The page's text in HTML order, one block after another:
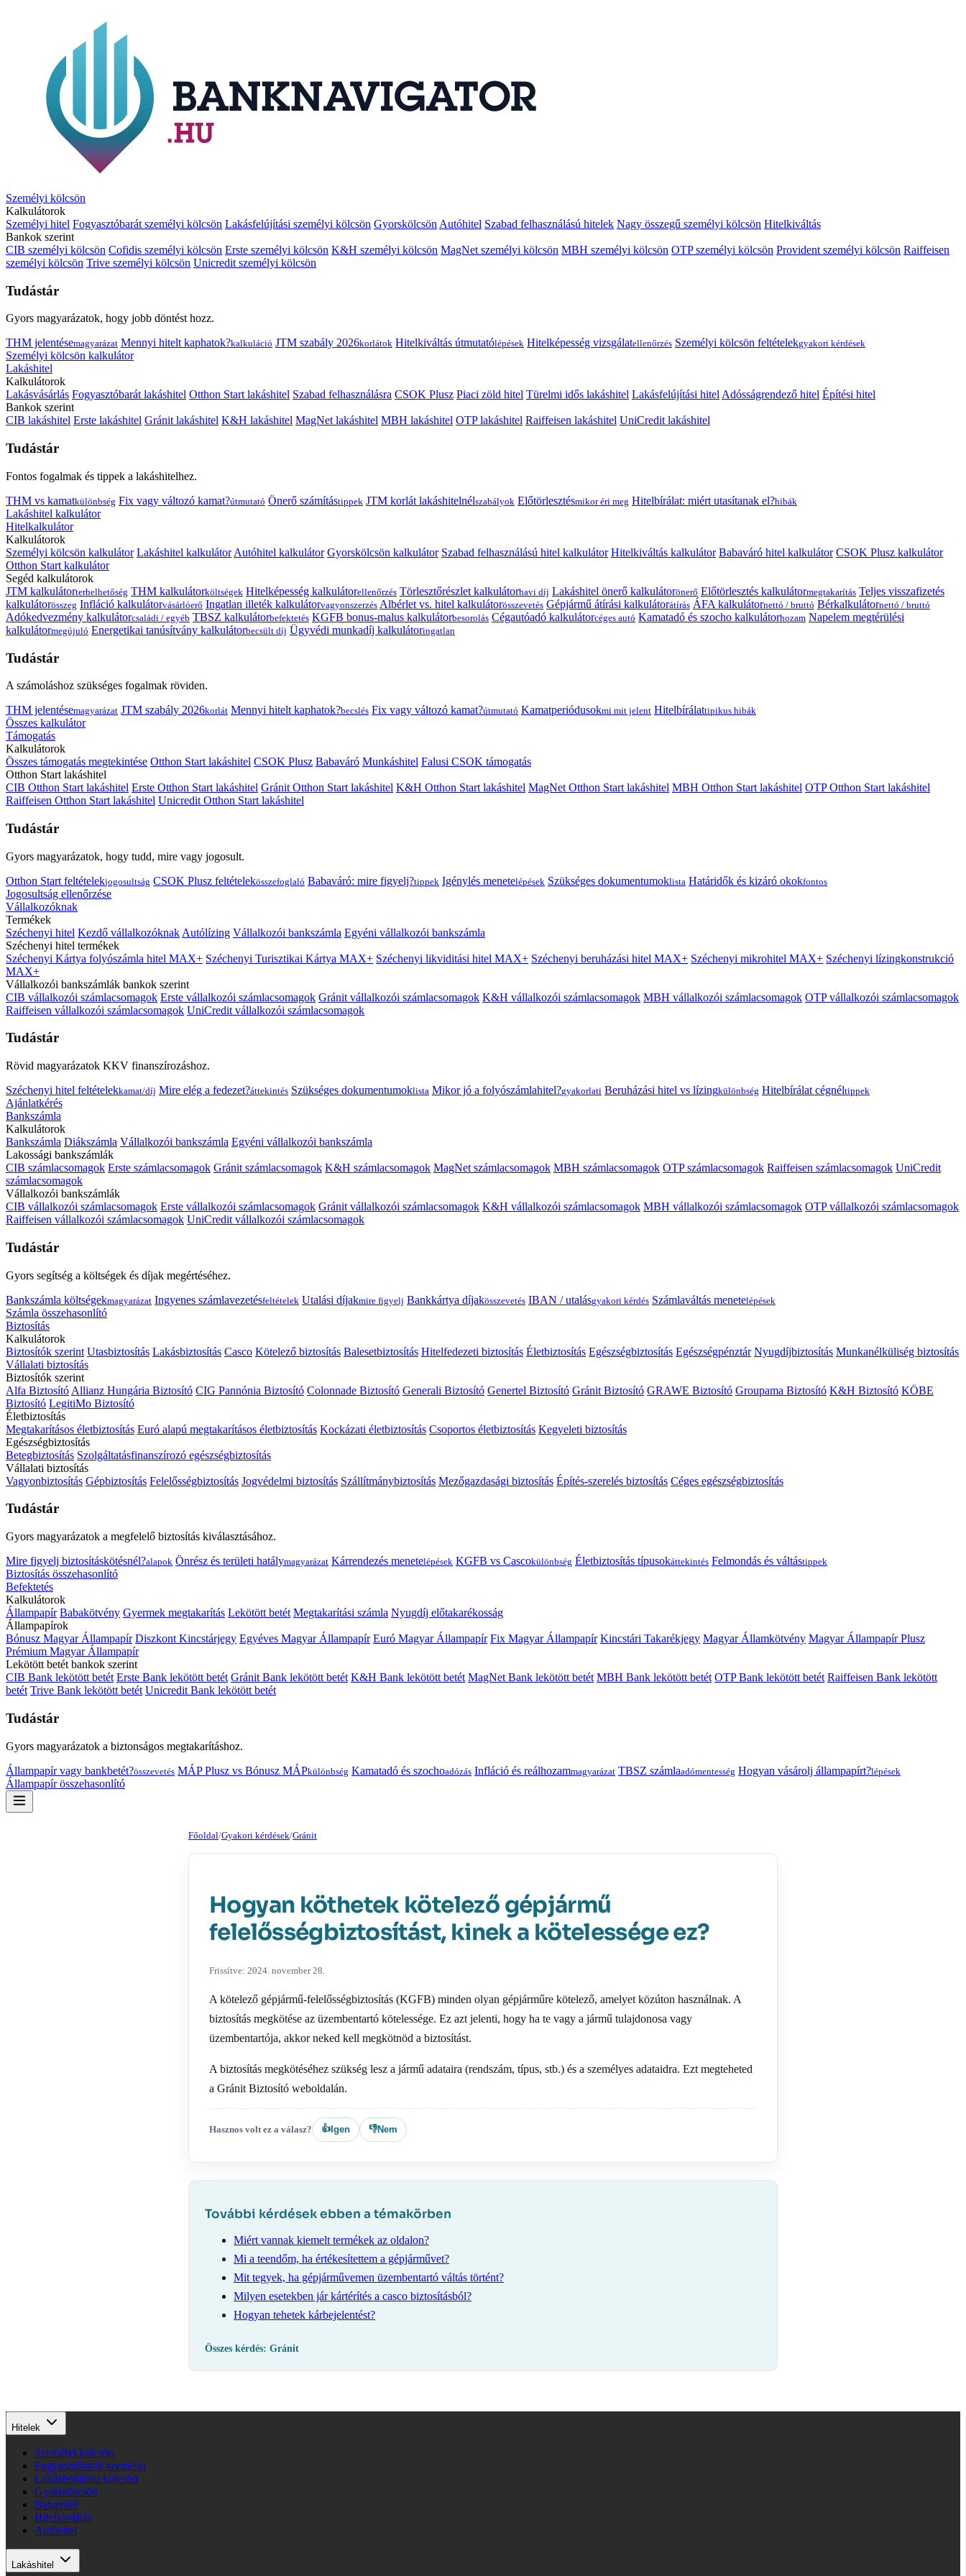
Személyi kölcsön
Kalkulátorok
Személyi hitel Fogyasztóbarát személyi kölcsön Lakásfelújítási személyi kölcsön Gyorskölcsön Autóhitel Szabad felhasználású hitelek Nagy összegű személyi kölcsön Hitelkiváltás
Bankok szerint
CIB személyi kölcsön Cofidis személyi kölcsön Erste személyi kölcsön K&H személyi kölcsön MagNet személyi kölcsön MBH személyi kölcsön OTP személyi kölcsön Provident személyi kölcsön Raiffeisen
személyi kölcsön Trive személyi kölcsön Unicredit személyi kölcsön
Tudástár
Gyors magyarázatok, hogy jobb döntést hozz.
THM jelentésemagyarázat Mennyi hitelt kaphatok?kalkuláció JTM szabály 2026korlátok Hitelkiváltás útmutatólépések Hitelképesség vizsgálatellenőrzés Személyi kölcsön feltételekgyakori kérdések
Személyi kölcsön kalkulátor
Lakáshitel
Kalkulátorok
Lakásvásárlás Fogyasztóbarát lakáshitel Otthon Start lakáshitel Szabad felhasználásra CSOK Plusz Piaci zöld hitel Türelmi idős lakáshitel Lakásfelújítási hitelAdósságrendező hitel Építési hitel
Bankok szerint
CIB lakáshitel Erste lakáshitel Gránit lakáshitel K&H lakáshitel MagNet lakáshitel MBH lakáshitel OTP lakáshitel Raiffeisen lakáshitel UniCredit lakáshitel
Tudástár
Fontos fogalmak és tippek a lakáshitelhez.
THM vs kamatkülönbség Fix vagy változó kamat?útmutató Önerő számítástippek JTM korlát lakáshitelnélszabályok Előtörlesztésmikor éri meg Hitelbírálat: miért utasítanak el?hibák
Lakáshitel kalkulátor
Hitelkalkulátor
Kalkulátorok
Személyi kölcsön kalkulátor Lakáshitel kalkulátor Autóhitel kalkulátor Gyorskölcsön kalkulátor Szabad felhasználású hitel kalkulátor Hitelkiváltás kalkulátor Babaváró hitel kalkulátor CSOK Plusz kalkulátor
Otthon Start kalkulátor
Segéd kalkulátorok
JTM kalkulátorterhelhetőség THM kalkulátorköltségek Hitelképesség kalkulátorellenőrzés Törlesztőrészlet kalkulátorhavi díj Lakáshitel önerő kalkulátorönerő Előtörlesztés kalkulátormegtakarítás Teljes visszafizetés
kalkulátorösszeg Infláció kalkulátorvásárlóerő Ingatlan illeték kalkulátorvagyonszerzés Albérlet vs. hitel kalkulátorösszevetés Gépjármű átírási kalkulátorátírás ÁFA kalkulátornettó / bruttó Bérkalkulátornettó / bruttó
Adókedvezmény kalkulátorcsaládi / egyéb TBSZ kalkulátorbefektetés KGFB bonus-malus kalkulátorbesorolás Cégautóadó kalkulátorcéges autó Kamatadó és szocho kalkulátorhozam Napelem megtérülési
kalkulátormegújuló Energetikai tanúsítvány kalkulátorbecsült díj Ügyvédi munkadíj kalkulátoringatlan
Tudástár
A számoláshoz szükséges fogalmak röviden.
THM jelentésemagyarázat JTM szabály 2026korlát Mennyi hitelt kaphatok?becslés Fix vagy változó kamat?útmutató Kamatperiódusokmi mit jelent Hitelbírálattipikus hibák
Összes kalkulátor
Támogatás
Kalkulátorok
Összes támogatás megtekintése Otthon Start lakáshitel CSOK Plusz Babaváró Munkáshitel Falusi CSOK támogatás
Otthon Start lakáshitel
CIB Otthon Start lakáshitel Erste Otthon Start lakáshitel Gránit Otthon Start lakáshitel K&H Otthon Start lakáshitel MagNet Otthon Start lakáshitel MBH Otthon Start lakáshitel OTP Otthon Start lakáshitel
Raiffeisen Otthon Start lakáshitel Unicredit Otthon Start lakáshitel
Tudástár
Gyors magyarázatok, hogy tudd, mire vagy jogosult.
Otthon Start feltételekjogosultság CSOK Plusz feltételekösszefoglaló Babaváró: mire figyelj?tippek Igénylés menetelépések Szükséges dokumentumoklista Határidők és kizáró okokfontos
Jogosultság ellenőrzése
Vállalkozóknak
Termékek
Széchenyi hitel Kezdő vállalkozóknak Autólízing Vállalkozói bankszámla Egyéni vállalkozói bankszámla
Széchenyi hitel termékek
Széchenyi Kártya folyószámla hitel MAX+ Széchenyi Turisztikai Kártya MAX+ Széchenyi likviditási hitel MAX+ Széchenyi beruházási hitel MAX+ Széchenyi mikrohitel MAX+ Széchenyi lízingkonstrukció
MAX+
Vállalkozói bankszámlák bankok szerint
CIB vállalkozói számlacsomagok Erste vállalkozói számlacsomagok Gránit vállalkozói számlacsomagok K&H vállalkozói számlacsomagok MBH vállalkozói számlacsomagok OTP vállalkozói számlacsomagok
Raiffeisen vállalkozói számlacsomagok UniCredit vállalkozói számlacsomagok
Tudástár
Rövid magyarázatok KKV finanszírozáshoz.
Széchenyi hitel feltételekkamat/díj Mire elég a fedezet?áttekintés Szükséges dokumentumoklista Mikor jó a folyószámlahitel?gyakorlati Beruházási hitel vs lízingkülönbség Hitelbírálat cégnéltippek
Ajánlatkérés
Bankszámla
Kalkulátorok
Bankszámla Diákszámla Vállalkozói bankszámla Egyéni vállalkozói bankszámla
Lakossági bankszámlák
CIB számlacsomagok Erste számlacsomagok Gránit számlacsomagok K&H számlacsomagok MagNet számlacsomagok MBH számlacsomagok OTP számlacsomagok Raiffeisen számlacsomagok UniCredit
számlacsomagok
Vállalkozói bankszámlák
CIB vállalkozói számlacsomagok Erste vállalkozói számlacsomagok Gránit vállalkozói számlacsomagok K&H vállalkozói számlacsomagok MBH vállalkozói számlacsomagok OTP vállalkozói számlacsomagok
Raiffeisen vállalkozói számlacsomagok UniCredit vállalkozói számlacsomagok
Tudástár
Gyors segítség a költségek és díjak megértéséhez.
Bankszámla költségekmagyarázat Ingyenes számlavezetésfeltételek Utalási díjakmire figyelj Bankkártya díjakösszevetés IBAN / utalásgyakori kérdés Számlaváltás menetelépések
Számla összehasonlító
Biztosítás
Kalkulátorok
Biztosítók szerint Utasbiztosítás Lakásbiztosítás Casco Kötelező biztosítás Balesetbiztosítás Hitelfedezeti biztosítás Életbiztosítás Egészségbiztosítás Egészségpénztár Nyugdíjbiztosítás Munkanélküliség biztosítás
Vállalati biztosítás
Biztosítók szerint
Alfa Biztosító Allianz Hungária Biztosító CIG Pannónia Biztosító Colonnade Biztosító Generali Biztosító Genertel Biztosító Gránit Biztosító GRAWE Biztosító Groupama Biztosító K&H Biztosító KÖBE
Biztosító LegitiMo Biztosító
Életbiztosítás
Megtakarításos életbiztosítás Euró alapú megtakarításos életbiztosítás Kockázati életbiztosítás Csoportos életbiztosítás Kegyeleti biztosítás
Egészségbiztosítás
Betegbiztosítás Szolgáltatásfinanszírozó egészségbiztosítás
Vállalati biztosítás
Vagyonbiztosítás Gépbiztosítás Felelősségbiztosítás Jogvédelmi biztosítás Szállítmánybiztosítás Mezőgazdasági biztosítás Építés-szerelés biztosítás Céges egészségbiztosítás
Tudástár
Gyors magyarázatok a megfelelő biztosítás kiválasztásához.
Mire figyelj biztosításkötésnél?alapok Önrész és területi hatálymagyarázat Kárrendezés menetelépések KGFB vs Cascokülönbség Életbiztosítás típusokáttekintés Felmondás és váltástippek
Biztosítás összehasonlító
Befektetés
Kalkulátorok
Állampapír Babakötvény Gyermek megtakarítás Lekötött betét Megtakarítási számla Nyugdíj előtakarékosság
Állampapírok
Bónusz Magyar Állampapír Diszkont Kincstárjegy Egyéves Magyar Állampapír Euró Magyar Állampapír Fix Magyar Állampapír Kincstári Takarékjegy Magyar Államkötvény Magyar Állampapír Plusz
Prémium Magyar Állampapír
Lekötött betét bankok szerint
CIB Bank lekötött betét Erste Bank lekötött betét Gránit Bank lekötött betét K&H Bank lekötött betét MagNet Bank lekötött betét MBH Bank lekötött betét OTP Bank lekötött betét Raiffeisen Bank lekötött
betét Trive Bank lekötött betét Unicredit Bank lekötött betét
Tudástár
Gyors magyarázatok a biztonságos megtakarításhoz.
Állampapír vagy bankbetét?összevetés MÁP Plusz vs Bónusz MÁPkülönbség Kamatadó és szochoadózás Infláció és reálhozammagyarázat TBSZ számlaadómentesség Hogyan vásárolj állampapírt?lépések
Állampapír összehasonlító
Főoldal/Gyakori kérdések/Gránit
Hogyan köthetek kötelező gépjármű
felelősségbiztosítást, kinek a kötelessége ez?
Frissítve: 2024. november 28.
A kötelező gépjármű-felelősségbiztosítás (KGFB) minden olyan gépjárműre kötelező, amelyet közúton használnak. A
biztosítás megkötése az üzembentartó kötelessége. Ez azt jelenti, hogy ha te vagy a jármű tulajdonosa vagy
üzembentartója, akkor neked kell megkötnöd a biztosítást.
A biztosítás megkötéséhez szükség lesz a jármű adataira (rendszám, típus, stb.) és a személyes adataidra. Ezt megteheted
a Gránit Biztosító weboldalán.
Hasznos volt ez a válasz? 👍 Igen 👎Nem
További kérdések ebben a témakörben
Miért vannak kiemelt termékek az oldalon?
Mi a teendőm, ha értékesítettem a gépjárművet?
Mit tegyek, ha gépjárművemen üzembentartó váltás történt?
Milyen esetekben jár kártérítés a casco biztosításból?
Hogyan tehetek kárbejelentést?
Összes kérdés: Gránit
Hitelek
Személyi kölcsön
Fogyasztóbarát személyi
Lakásfelújítási kölcsön
Gyorskölcsön
Babaváró
Hitelkiváltás
Autóhitel
Lakáshitel